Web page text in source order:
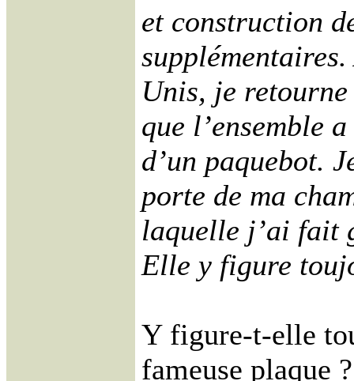
et construction
Unis, je
que l’ensemble
d’un paquebot.
porte de ma
laquelle j’ai fait
Elle y figure
Y figure-t-elle
fameuse plaque